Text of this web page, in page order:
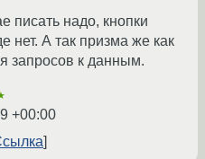
писать надо, кнопки
нет. А так призма же как
запросов к данным.
+00:00